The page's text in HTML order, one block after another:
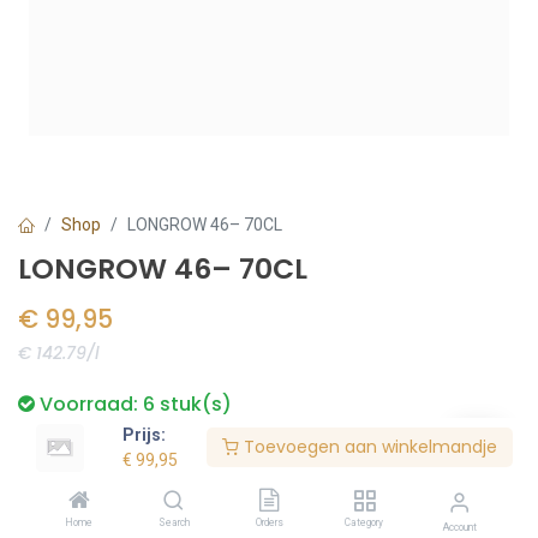
Prijs:
€ 99,95
Toevoegen aan winkelmandje
Home Search Orders Category Account
Shop LONGROW 46– 70CL
LONGROW 46– 70CL
€ 99,95
€ 142.79/l
Voorraad: 6 stuk(s)
Bestel nu